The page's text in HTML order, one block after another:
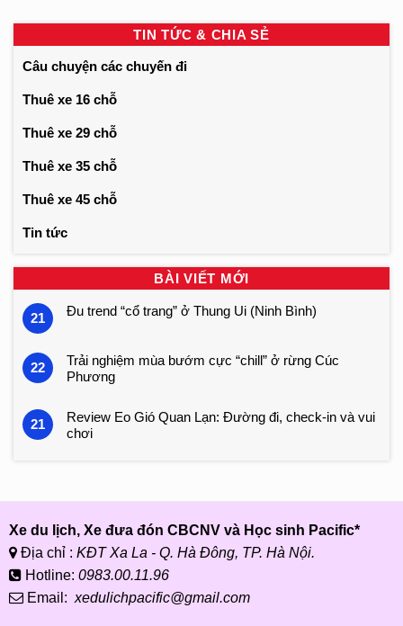
TIN TỨC & CHIA SẺ
Câu chuyện các chuyến đi
Thuê xe 16 chỗ
Thuê xe 29 chỗ
Thuê xe 35 chỗ
Thuê xe 45 chỗ
Tin tức
BÀI VIẾT MỚI
21 Đu trend “cổ trang” ở Thung Ui (Ninh Bình)
22
Trải nghiệm mùa bướm cực “chill” ở rừng Cúc
Phương
21
Review Eo Gió Quan Lạn: Đường đi, check-in và vui
chơi
Xe du lịch, Xe đưa đón CBCNV và Học sinh Pacific*
Địa chỉ : KĐT Xa La - Q. Hà Đông, TP. Hà Nội.
Hotline: 0983.00.11.96
Email: xedulichpacific@gmail.com